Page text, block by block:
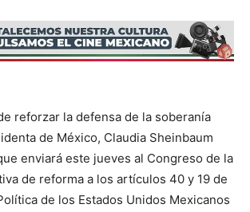
reforzar la defensa de la soberanía
de México, Claudia Sheinbaum
enviará este jueves al Congreso de la
de reforma a los artículos 40 y 19 de
de los Estados Unidos Mexicanos